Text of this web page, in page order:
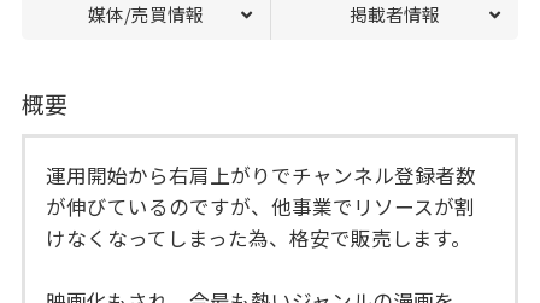
媒体/売買情報 掲載者情報
概要
運用開始から右肩上がりでチャンネル登録者数
が伸びているのですが、他事業でリソースが割
けなくなってしまった為、格安で販売します。